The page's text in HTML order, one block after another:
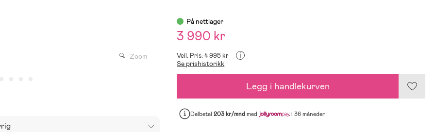
Zoom
På nettlager
3 990 kr
Veil. Pris: 4 995 kr i
Se prishistorikk
Legg i handlekurven
Delbetal203 kr/mnd med i 36 måneder